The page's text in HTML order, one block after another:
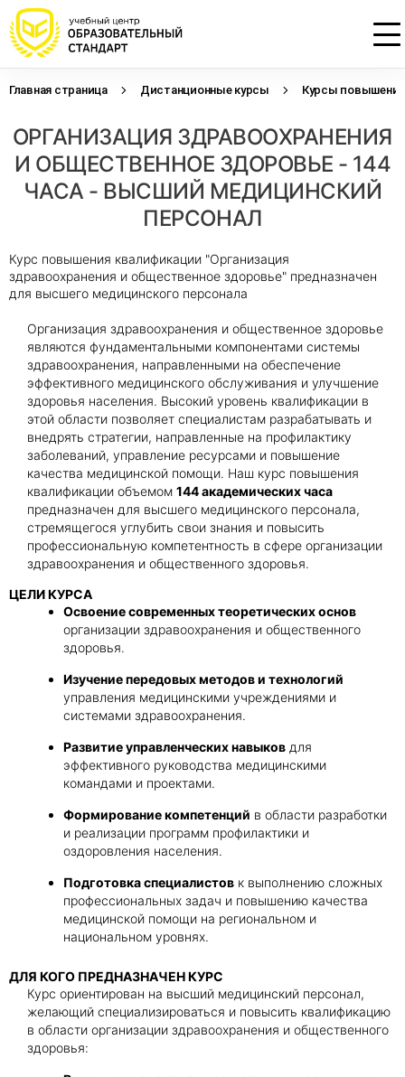
Главная страница Дистанционные курсы Курсы повышения
ОРГАНИЗАЦИЯ ЗДРАВООХРАНЕНИЯ
И ОБЩЕСТВЕННОЕ ЗДОРОВЬЕ - 144
ЧАСА - ВЫСШИЙ МЕДИЦИНСКИЙ
ПЕРСОНАЛ
Курс повышения квалификации "Организация
здравоохранения и общественное здоровье" предназначен
для высшего медицинского персонала
Организация здравоохранения и общественное здоровье
являются фундаментальными компонентами системы
здравоохранения, направленными на обеспечение
эффективного медицинского обслуживания и улучшение
здоровья населения. Высокий уровень квалификации в
этой области позволяет специалистам разрабатывать и
внедрять стратегии, направленные на профилактику
заболеваний, управление ресурсами и повышение
качества медицинской помощи. Наш курс повышения
квалификации объемом 144 академических часа
предназначен для высшего медицинского персонала,
стремящегося углубить свои знания и повысить
профессиональную компетентность в сфере организации
здравоохранения и общественного здоровья.
ЦЕЛИ КУРСА
Освоение современных теоретических основ
организации здравоохранения и общественного
здоровья.
Изучение передовых методов и технологий
управления медицинскими учреждениями и
системами здравоохранения.
Развитие управленческих навыков для
эффективного руководства медицинскими
командами и проектами.
Формирование компетенций в области разработки
и реализации программ профилактики и
оздоровления населения.
Подготовка специалистов к выполнению сложных
профессиональных задач и повышению качества
медицинской помощи на региональном и
национальном уровнях.
ДЛЯ КОГО ПРЕДНАЗНАЧЕН КУРС
Курс ориентирован на высший медицинский персонал,
желающий специализироваться и повысить квалификацию
в области организации здравоохранения и общественного
здоровья:
Оставьте свои данные, наши специалисты
свяжутся с Вами
Приложите документы
Получить консультацию
Даю согласие наобработку персональных
данныхи
Оставьте свои данные, наши специалисты
свяжутся с Вами
Приложите документы
Получить консультацию
Даю согласие наобработку персональных
данныхиe-mail рассылку
начислением баллов 14 ЗЕТ
Оставьте свои данные, наши специалисты
проконсультируют Вас
Получить консультацию
Даю согласие наобработку персональных
данныхиe-mail рассылку